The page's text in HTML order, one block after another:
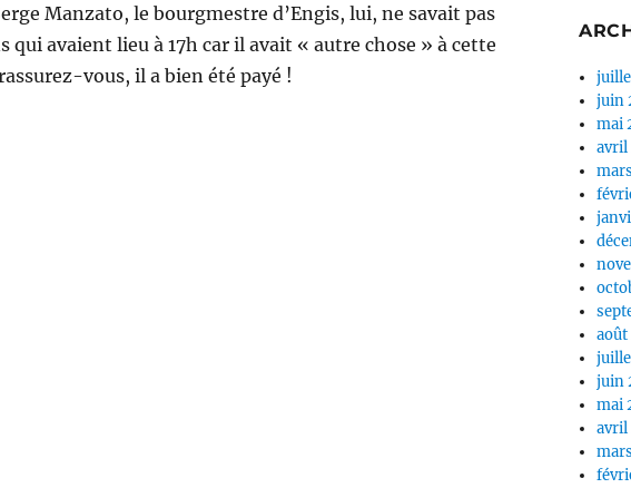
Manzato, le bourgmestre d’Engis, lui, ne savait pas
qui avaient lieu à 17h car il avait « autre chose » à cette
vous, il a bien été payé !
juin
mai
avril
août
juin
mai
avril